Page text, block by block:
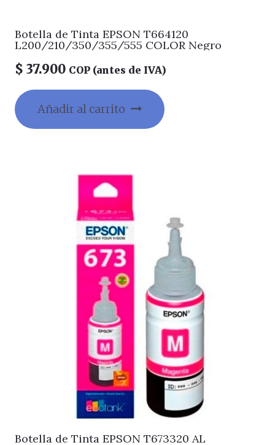
Botella de Tinta EPSON T664120
L200/210/350/355/555 COLOR Negro
$ 37.900 COP (antes de IVA)
Añadir al carrito
Botella de Tinta EPSON T673320 AL